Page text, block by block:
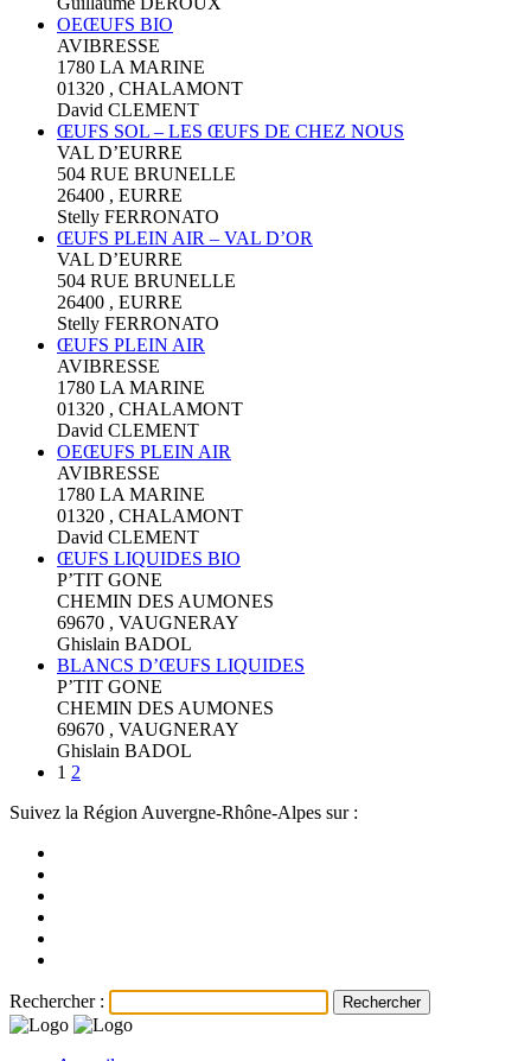
OEŒUFS BIO
AVIBRESSE
1780 LA MARINE
01320 , CHALAMONT
David CLEMENT
ŒUFS SOL – LES ŒUFS DE CHEZ NOUS
VAL D’EURRE
504 RUE BRUNELLE
26400 , EURRE
Stelly FERRONATO
ŒUFS PLEIN AIR – VAL D’OR
VAL D’EURRE
504 RUE BRUNELLE
26400 , EURRE
Stelly FERRONATO
ŒUFS PLEIN AIR
AVIBRESSE
1780 LA MARINE
01320 , CHALAMONT
David CLEMENT
OEŒUFS PLEIN AIR
AVIBRESSE
1780 LA MARINE
01320 , CHALAMONT
David CLEMENT
ŒUFS LIQUIDES BIO
P’TIT GONE
CHEMIN DES AUMONES
69670 , VAUGNERAY
Ghislain BADOL
BLANCS D’ŒUFS LIQUIDES
P’TIT GONE
CHEMIN DES AUMONES
69670 , VAUGNERAY
Ghislain BADOL
1 2
Suivez la Région Auvergne-Rhône-Alpes sur :
Rechercher :